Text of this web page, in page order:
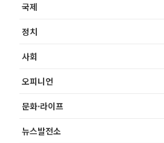
국제
정치
사회
오피니언
문화·라이프
뉴스발전소